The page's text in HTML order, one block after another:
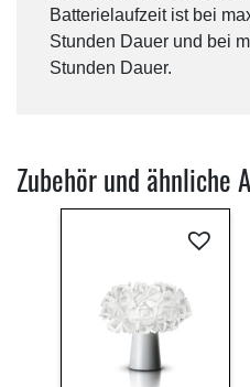
Batterielaufzeit ist bei
Stunden Dauer und bei
Stunden Dauer.
Zubehör und ähnliche